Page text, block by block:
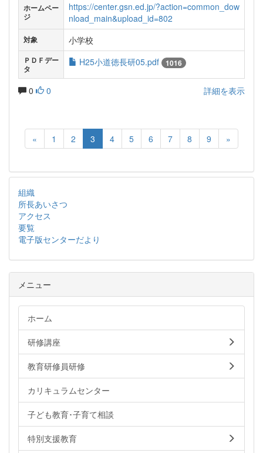
ホームペー
ジ
https://center.gsn.ed.jp/?action=common_dow
nload_main&upload_id=802
対象 小学校
ＰＤＦデー
タ
H25小道徳長研05.pdf 1016
0 0 詳細を表示
« 1 2 3 4 5 6 7 8 9 »
組織
所長あいさつ
アクセス
要覧
電子版センターだより
メニュー
ホーム
研修講座
教育研修員研修
カリキュラムセンター
子ども教育･子育て相談
特別支援教育